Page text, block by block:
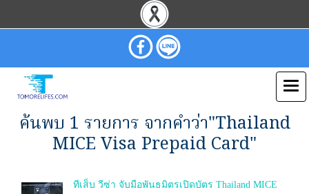
ค้นพบ 1 รายการ จากคำว่า"Thailand
MICE Visa Prepaid Card"
ทีเส็บ วีซ่า จับมือพันธมิตรเปิดบัตร Thailand MICE